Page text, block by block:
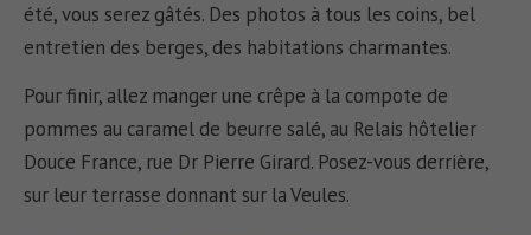
été, vous serez gâtés. Des photos à tous les coins, bel
entretien des berges, des habitations charmantes.
Pour finir, allez manger une crêpe à la compote de
pommes au caramel de beurre salé, au Relais hôtelier
Douce France, rue Dr Pierre Girard. Posez-vous derrière,
sur leur terrasse donnant sur la Veules.